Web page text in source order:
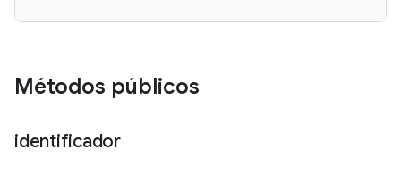
Métodos públicos
identificador